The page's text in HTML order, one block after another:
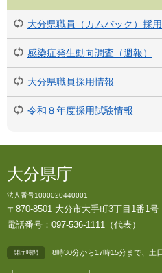
大分県職員（カムバック）採
感染症発生動向調査（週報）
大分県職員採用情報
令和８年度採用試験情報
大分県庁
法人番号1000020440001
〒870-8501 大分市大手町3丁目1番1号
電話番号：097-536-1111（代表）
開庁時間 8時30分から17時15分まで、土